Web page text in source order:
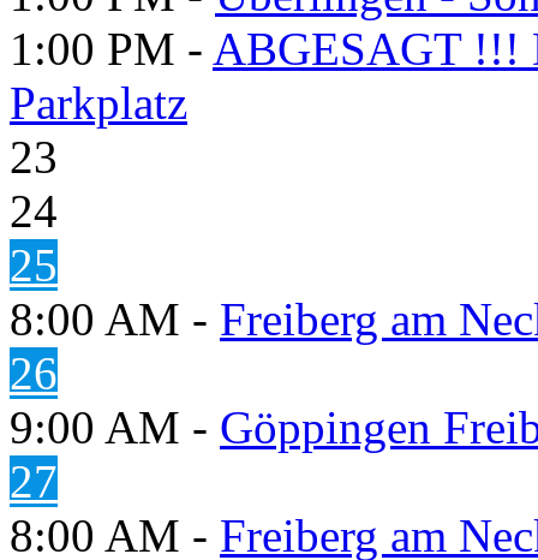
1:00 PM - ABGESAGT !!!
Parkplatz
23
24
25
8:00 AM - Freiberg am
26
9:00 AM - Göppingen
27
8:00 AM - Freiberg am